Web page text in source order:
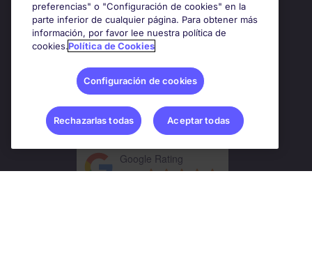
Premios y certificaciones
Google Rating
4.8
preferencias" o "Configuración de cookies" en la
parte inferior de cualquier página. Para obtener más
información, por favor lee nuestra política de
cookies.Política de Cookies
Configuración de cookies
Rechazarlas todas Aceptar todas